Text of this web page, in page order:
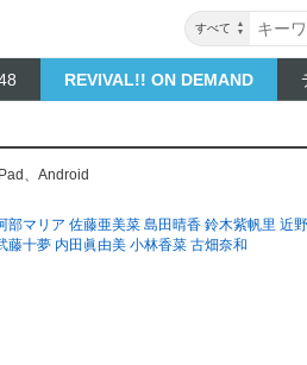
すべて
REVIVAL!! ON DEMAND
、 Android
部マリア 佐藤亜美菜 島田晴香 鈴木紫帆里 近
藤十夢 内田眞由美 小林香菜 古畑奈和